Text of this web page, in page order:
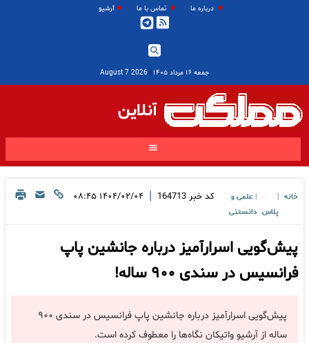
درباره ما تماس با ما آرشیو
جمعه ۱۶ مرداد ۱۴۰۵ |
2026 August 7
آنلاین
خانه
پلاس
علمی و
دانستنی
کد خبر 164713
| ۱۴۰۴/۰۲/۰۴ ۰۸:۴۵
پیش‌گویی اسرارآمیز درباره جانشین پاپ
فرانسیس در سندی ۹۰۰ ساله!
پیش‌گویی اسرارآمیز درباره جانشین پاپ فرانسیس در سندی ۹۰۰
ساله از آرشیو واتیکان نگاه‌ها را معطوف کرده است.